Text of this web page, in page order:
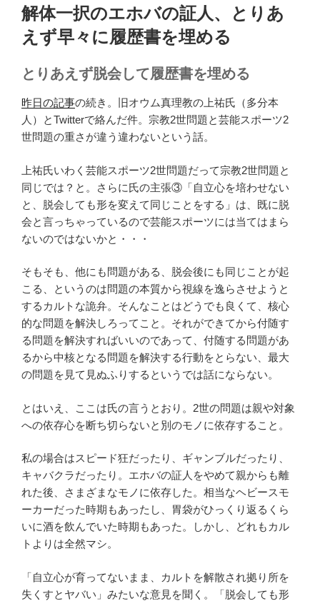
稿
日:
解体一択のエホバの証人、とりあ
えず早々に履歴書を埋める
とりあえず脱会して履歴書を埋める
昨日の記事の続き。旧オウム真理教の上祐氏（多分本
人）とTwitterで絡んだ件。宗教2世問題と芸能スポーツ2
世問題の重さが違う違わないという話。
上祐氏いわく芸能スポーツ2世問題だって宗教2世問題と
同じでは？と。さらに氏の主張③「自立心を培わせない
と、脱会しても形を変えて同じことをする」は、既に脱
会と言っちゃっているので芸能スポーツには当てはまら
ないのではないかと・・・
そもそも、他にも問題がある、脱会後にも同じことが起
こる、というのは問題の本質から視線を逸らさせようと
するカルトな詭弁。そんなことはどうでも良くて、核心
的な問題を解決しろってこと。それができてから付随す
る問題を解決すればいいのであって、付随する問題があ
るから中核となる問題を解決する行動をとらない、最大
の問題を見て見ぬふりするというでは話にならない。
とはいえ、ここは氏の言うとおり。2世の問題は親や対象
への依存心を断ち切らないと別のモノに依存すること。
私の場合はスピード狂だったり、ギャンブルだったり、
キャバクラだったり。エホバの証人をやめて親からも離
れた後、さまざまなモノに依存した。相当なヘビースモ
ーカーだった時期もあったし、胃袋がひっくり返るくら
いに酒を飲んでいた時期もあった。しかし、どれもカル
トよりは全然マシ。
「自立心が育ってないまま、カルトを解散され拠り所を
失くすとヤバい」みたいな意見を聞く。「脱会しても形